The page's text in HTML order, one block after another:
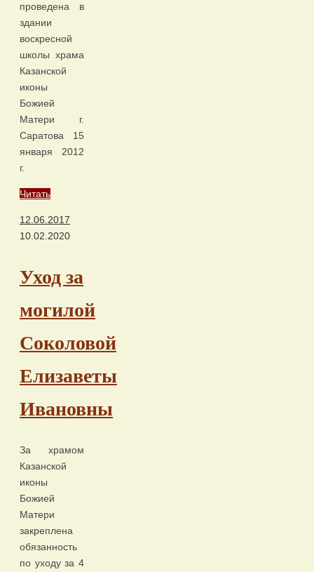
проведена в
здании
воскресной
школы храма
Казанской
иконы
Божией
Матери г.
Саратова 15
января 2012
г.
Читать
12.06.2017
10.02.2020
Уход за
могилой
Соколовой
Елизаветы
Ивановны
За храмом
Казанской
иконы
Божией
Матери
закреплена
обязанность
по уходу за 4